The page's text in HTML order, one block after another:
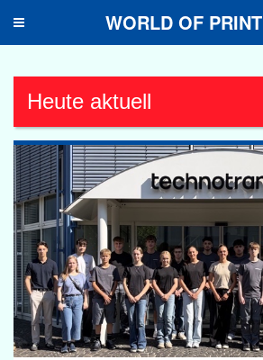
Toggle
WORLD OF PRINT
Heute aktuell